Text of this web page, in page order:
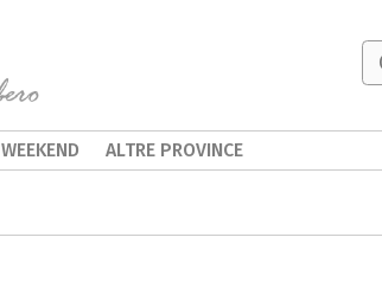
WEEKEND ALTRE PROVINCE